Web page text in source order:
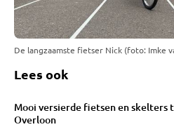
De langzaamste fietser Nick (foto: Imke
Lees ook
Mooi versierde fietsen en skelters
Overloon